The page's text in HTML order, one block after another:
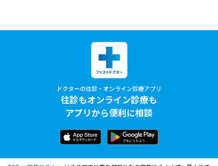
ドクターの往診・オンライン診療アプリ
往診もオンライン診療も
アプリから便利に相談